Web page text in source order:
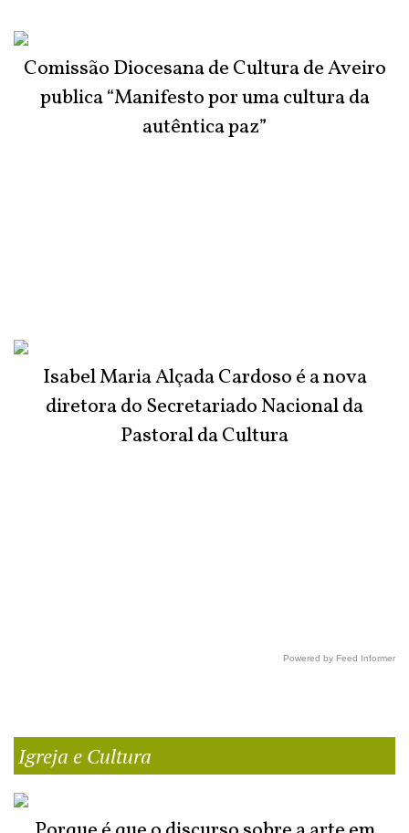
Comissão Diocesana de Cultura de Aveiro
publica “Manifesto por uma cultura da
autêntica paz”
Isabel Maria Alçada Cardoso é a nova
diretora do Secretariado Nacional da
Pastoral da Cultura
Powered by Feed Informer
Igreja e Cultura